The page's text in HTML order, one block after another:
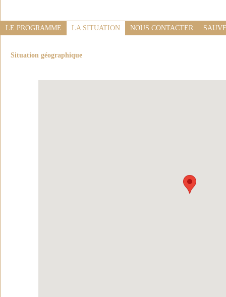
LE PROGRAMME LA SITUATION NOUS CONTACTER
Situation géographique